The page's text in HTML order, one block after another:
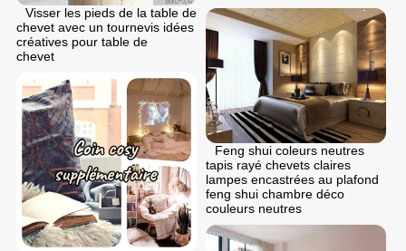
Visser les pieds de la table de
chevet avec un tournevis idées
créatives pour table de
chevet
Feng shui coleurs neutres
tapis rayé chevets claires
lampes encastrées au plafond
feng shui chambre déco
couleurs neutres